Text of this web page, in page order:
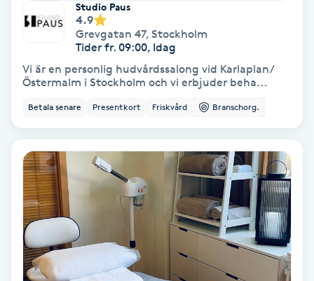
Fotsvamp
Fotvård
Fransar
Fransborttagning
Fransfärgning
Fransförlängning
Fransförlängning Megavolym
Studio Paus
4.9
Grevgatan 47, Stockholm
Tider fr. 09:00, Idag
Vi är en personlig hudvårdssalong vid Karlaplan/
Östermalm i Stockholm och vi erbjuder beha...
Betala senare Presentkort Friskvård Branschorg.